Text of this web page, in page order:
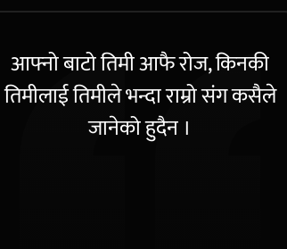
आफ्नो बाटो तिमी आफै रोज, किनकी
तिमीलाई तिमीले भन्दा राम्रो संग कसैले
जानेको हुदैन ।